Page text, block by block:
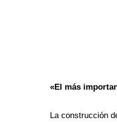
«El más
La construcción